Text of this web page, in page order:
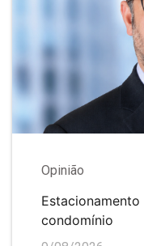
Opinião
condomínio